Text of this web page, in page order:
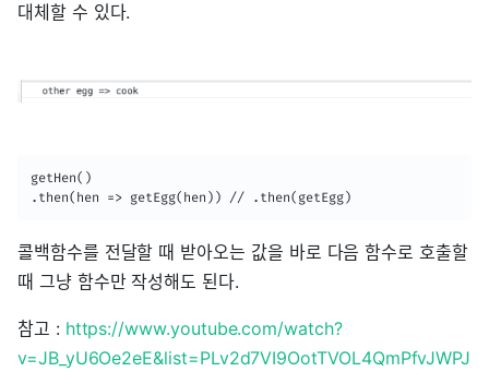
대체할 수 있다.
getHen()
.then(hen => getEgg(hen)) // .then(getEgg)
콜백함수를 전달할 때 받아오는 값을 바로 다음 함수로 호출할
때 그냥 함수만 작성해도 된다.
참고 : https://www.youtube.com/watch?
v=JB_yU6Oe2eE&list=PLv2d7VI9OotTVOL4QmPfvJWPJ